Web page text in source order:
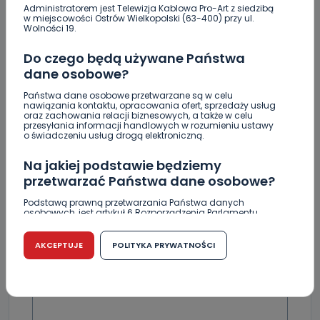
Administratorem jest Telewizja Kablowa Pro-Art z siedzibą
w miejscowości Ostrów Wielkopolski (63-400) przy ul.
Wolności 19.
Do czego będą używane Państwa
dane osobowe?
Państwa dane osobowe przetwarzane są w celu
nawiązania kontaktu, opracowania ofert, sprzedaży usług
oraz zachowania relacji biznesowych, a także w celu
przesyłania informacji handlowych w rozumieniu ustawy
o świadczeniu usług drogą elektroniczną.
Na jakiej podstawie będziemy
przetwarzać Państwa dane osobowe?
Podstawą prawną przetwarzania Państwa danych
osobowych, jest artykuł 6 Rozporządzenia Parlamentu
r. w sprawie ochrony osób fizycznych w związku z
przetwarzaniem danych osobowych w sprawie
swobodnego przepływu takich danych oraz uchylenia
dyrektywy 95/46/WE (RODO).
Czy jest możliwość cofnięcia zgody?
AKCEPTUJE POLITYKA PRYWATNOŚCI
A Anonim
, Pan Waldemar to wybitnie uzdolniony muzyk.
DOŁĄCZ DO DYSKUSJI
DODAJ SWÓJ KOMENTARZ